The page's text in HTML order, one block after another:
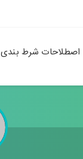
اصطلاحات شرط بندی